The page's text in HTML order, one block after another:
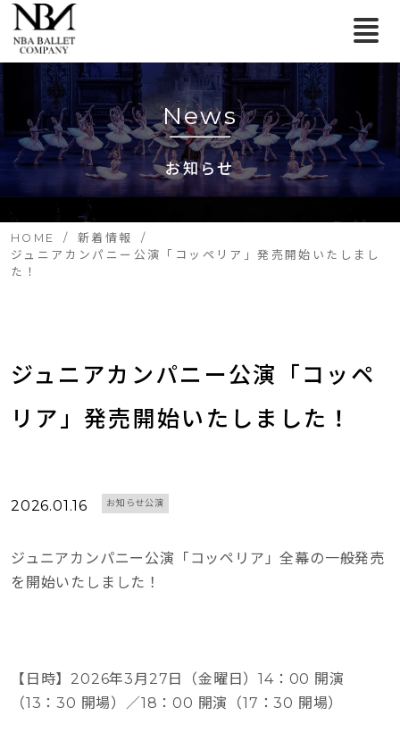
News
お知らせ
HOME
新着情報
ジュニアカンパニー公演「コッペリア」発売開始いたしまし
た！
ジュニアカンパニー公演「コッペ
リア」発売開始いたしました！
2026.01.16 お知らせ公演
ジュニアカンパニー公演「コッペリア」全幕の一般発売
を開始いたしました！
【日時】2026年3月27日（金曜日）14：00 開演
（13：30 開場）／18：00 開演（17：30 開場）